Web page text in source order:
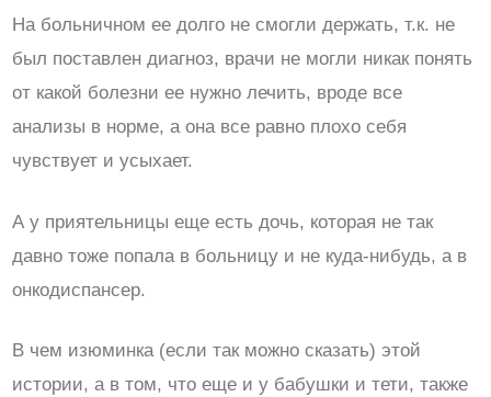
На больничном ее долго не смогли держать, т.к. не
был поставлен диагноз, врачи не могли никак понять
от какой болезни ее нужно лечить, вроде все
анализы в норме, а она все равно плохо себя
чувствует и усыхает.
А у приятельницы еще есть дочь, которая не так
давно тоже попала в больницу и не куда-нибудь, а в
онкодиспансер.
В чем изюминка (если так можно сказать) этой
истории, а в том, что еще и у бабушки и тети, также